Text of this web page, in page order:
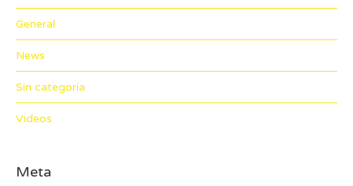
General
News
Sin categoría
Videos
Meta